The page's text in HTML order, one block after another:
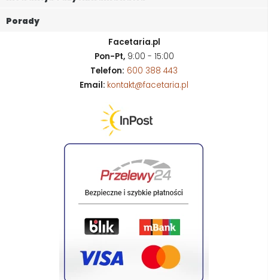
Porady
Facetaria.pl
Pon-Pt,9:00 - 15:00
Telefon: 600 388 443
Email: kontakt@facetaria.pl